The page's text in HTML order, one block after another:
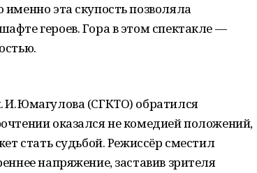
эта скупость позволяла
героев. Гора в этом спектакле —
Юмагулова (СГКТО) обратился
оказался не комедией положений,
стать судьбой. Режиссёр сместил
напряжение, заставив зрителя